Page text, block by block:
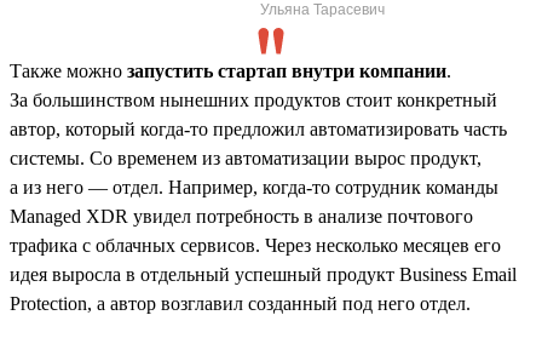
Ульяна Тарасевич
Также можно запустить стартап внутри компании.
За большинством нынешних продуктов стоит конкретный
автор, который когда-то предложил автоматизировать часть
системы. Со временем из автоматизации вырос продукт,
а из него — отдел. Например, когда-то сотрудник команды
Managed XDR увидел потребность в анализе почтового
трафика с облачных сервисов. Через несколько месяцев его
идея выросла в отдельный успешный продукт Business Email
Protection, а автор возглавил созданный под него отдел.